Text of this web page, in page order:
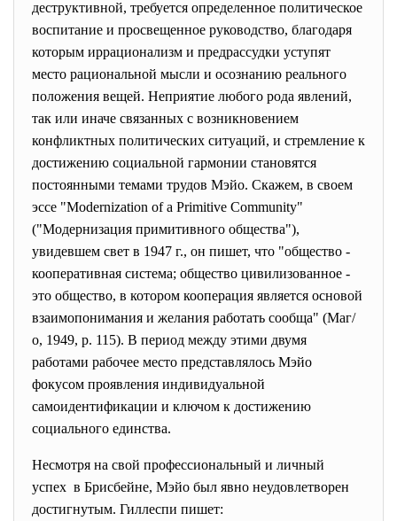
деструктивной, требуется определенное политическое
воспитание и просвещенное руководство, благодаря
которым иррационализм и предрассудки уступят
место рациональной мысли и осознанию реального
положения вещей. Неприятие любого рода явлений,
так или иначе связанных с возникновением
конфликтных политических ситуаций, и стремление к
достижению социальной гармонии становятся
постоянными темами трудов Мэйо. Скажем, в своем
эссе "Modernization of a Primitive Community"
("Модернизация примитивного общества"),
увидевшем свет в 1947 г., он пишет, что "общество -
кооперативная система; общество цивилизованное -
это общество, в котором кооперация является основой
взаимопонимания и желания работать сообща" (Маг/
о, 1949, р. 115). В период между этими двумя
работами рабочее место представлялось Мэйо
фокусом проявления индивидуальной
самоидентификации и ключом к достижению
социального единства.
Несмотря на свой профессиональный и личный
успех в Брисбейне, Мэйо был явно неудовлетворен
достигнутым. Гиллеспи пишет: